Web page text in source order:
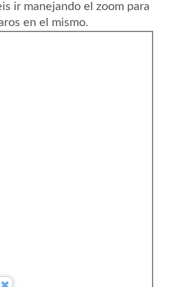
ir manejando el zoom para
en el mismo.